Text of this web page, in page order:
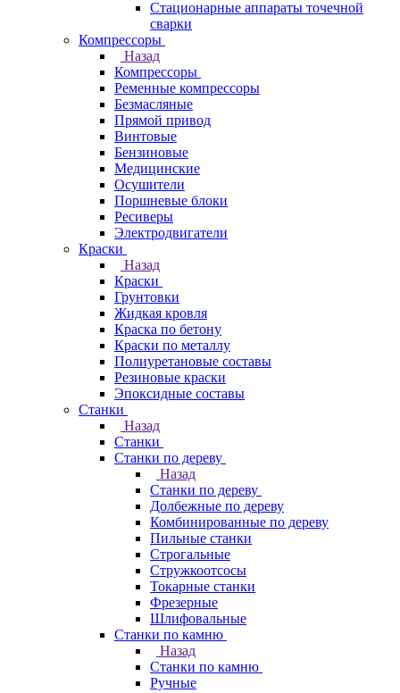
Стационарные аппараты точечной
сварки
Компрессоры
Назад
Компрессоры
Ременные компрессоры
Безмасляные
Прямой привод
Винтовые
Бензиновые
Медицинские
Осушители
Поршневые блоки
Ресиверы
Электродвигатели
Краски
Назад
Краски
Грунтовки
Жидкая кровля
Краска по бетону
Краски по металлу
Полиуретановые составы
Резиновые краски
Эпоксидные составы
Станки
Назад
Станки
Станки по дереву
Назад
Станки по дереву
Долбежные по дереву
Комбинированные по дереву
Пильные станки
Строгальные
Стружкоотсосы
Токарные станки
Фрезерные
Шлифовальные
Станки по камню
Назад
Станки по камню
Ручные